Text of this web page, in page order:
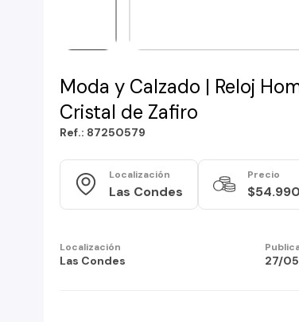
Moda y Calzado | Reloj
Cristal de Zafiro
Ref.: 87250579
Localización
Las Condes
Precio
$54.990
Localización
Las Condes 27/